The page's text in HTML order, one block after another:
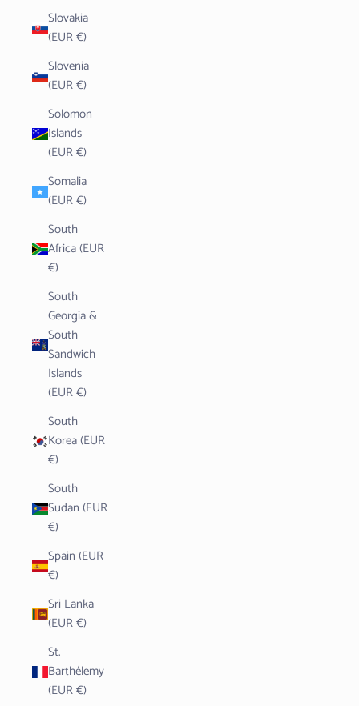
Slovakia
(EUR €)
Slovenia
(EUR €)
Solomon
Islands
(EUR €)
Somalia
(EUR €)
South
Africa (EUR
€)
South
Georgia &
South
Sandwich
Islands
(EUR €)
South
Korea (EUR
€)
South
Sudan (EUR
€)
Spain (EUR
€)
Sri Lanka
(EUR €)
St.
Barthélemy
(EUR €)